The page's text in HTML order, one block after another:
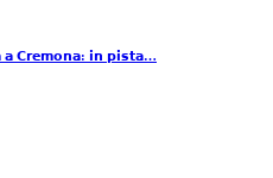
𝗮 𝗖𝗿𝗲𝗺𝗼𝗻𝗮: 𝗶𝗻 𝗽𝗶𝘀𝘁𝗮…